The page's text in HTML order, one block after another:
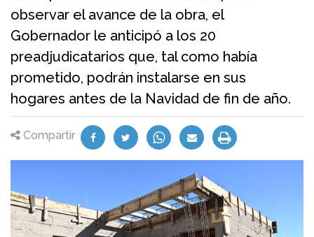
observar el avance de la obra, el
Gobernador le anticipó a los 20
preadjudicatarios que, tal como había
prometido, podrán instalarse en sus
hogares antes de la Navidad de fin de año.
Compartir